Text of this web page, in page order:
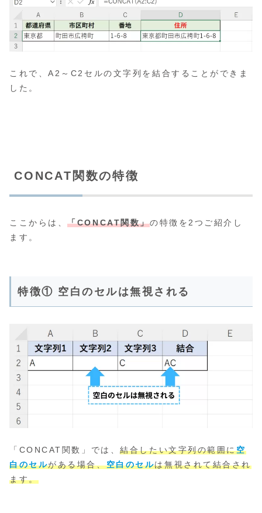
これで、A2～C2セルの文字列を結合することができま
した。
CONCAT関数の特徴
ここからは、「CONCAT関数」の特徴を2つご紹介し
ます。
特徴① 空白のセルは無視される
「CONCAT関数」では、結合したい文字列の範囲に空
白のセルがある場合、空白のセルは無視されて結合され
ます。